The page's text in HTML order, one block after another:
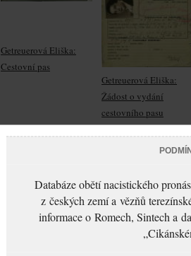
Getreuerová Eliška:
Cestovní pas
Getreuerová Eliška:
Žádost o vydání
cestovního pasu
Databáze obětí nacistického
z českých zemí a vězňů
informace o Romech, Sintech a